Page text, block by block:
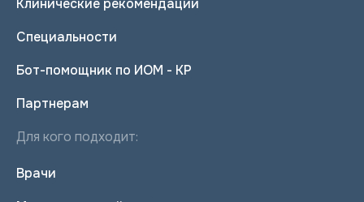
Клинические рекомендации
Специальности
Бот-помощник по ИОМ - КР
Партнерам
Для кого подходит:
Врачи